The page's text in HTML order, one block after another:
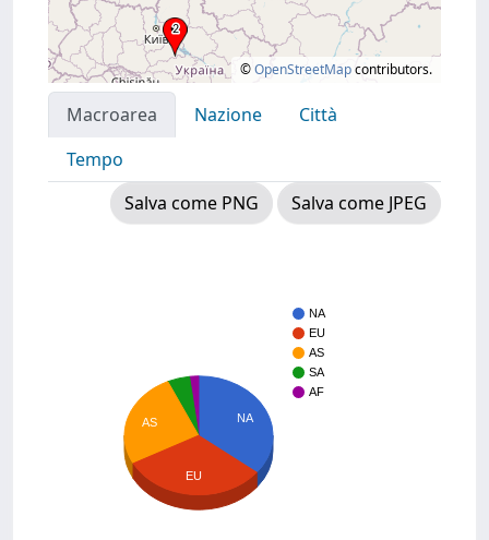
©OpenStreetMapcontributors.
Macroarea Nazione
Città
Tempo
Salva come PNG
Salva come JPEG
NA
EU
AS
SA
AF
NA
AS
EU